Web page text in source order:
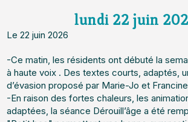
lundi 22 juin
Le 22 juin 2026
-Ce matin, les résidents ont débuté la
à haute voix . Des textes courts, adaptés,
d’évasion proposé par Marie-Jo et
-En raison des fortes chaleurs, les
adaptées, la séance Dérouill’âge a été